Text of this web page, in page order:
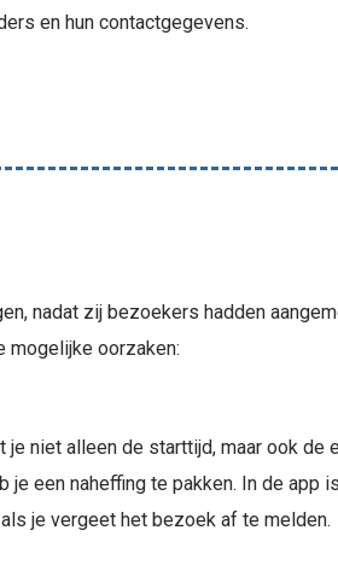
en hun contactgegevens.
nadat zij bezoekers hadden
mogelijke oorzaken:
niet alleen de starttijd, maar ook de
je een naheffing te pakken. In de app
je vergeet het bezoek af te melden.